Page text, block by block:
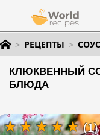
РЕЦЕПТЫ
КЛЮКВЕННЫЙ
БЛЮДА
(1)